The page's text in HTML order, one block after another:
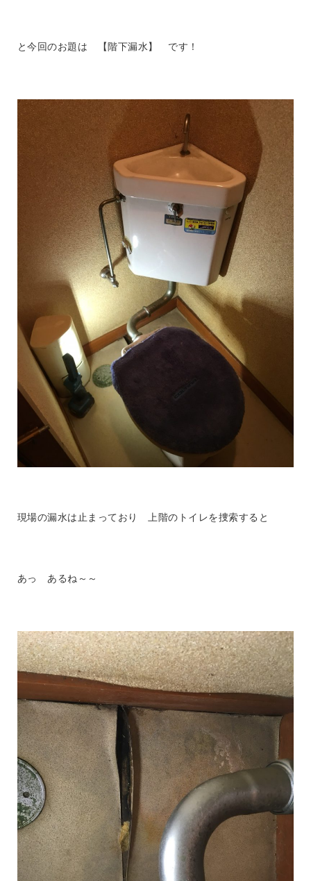
と今回のお題は 【階下漏水】 です！
現場の漏水は止まっており 上階のトイレを捜索すると
あっ あるね～～